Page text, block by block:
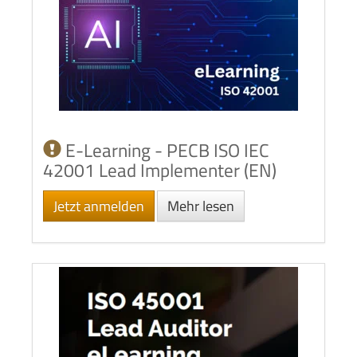
E-Learning - PECB ISO IEC
42001 Lead Implementer (EN)
Jetzt anmelden Mehr lesen